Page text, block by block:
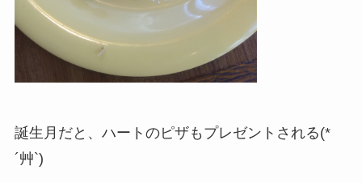
誕生月だと、ハートのピザもプレゼントされる(*
´艸`)